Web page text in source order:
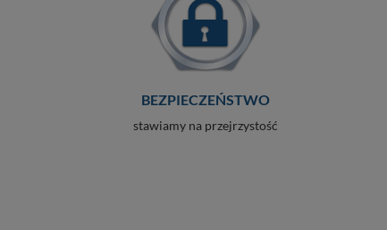
BEZPIECZEŃSTWO
stawiamy na przejrzystość